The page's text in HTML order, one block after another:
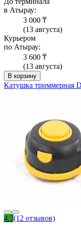
в Атырау:
3 000 ₸
(13 августа)
Курьером
по Атырау:
3 600 ₸
(13 августа)
В корзину
Катушка триммерная
4.7(12 отзывов)